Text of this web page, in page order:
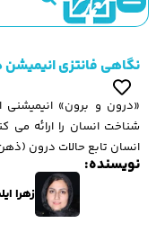
نگاهی فانتزی
«درون و برون»
شناخت انسان را ارائه
انسان تابع حالات درون
نویسنده:
زهرا